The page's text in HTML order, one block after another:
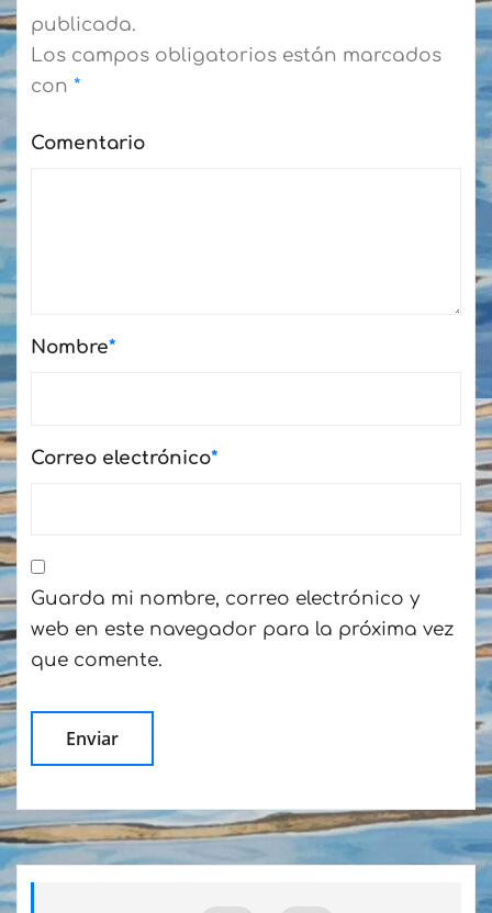
publicada.
Los campos obligatorios están marcados
con *
Comentario
Nombre*
Correo electrónico*
Guarda mi nombre, correo electrónico y
web en este navegador para la próxima vez
que comente.